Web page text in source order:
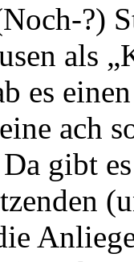
?)
als
es
ach
gibt